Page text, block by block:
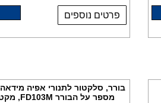
פרטים נוספים
מספר על הבורר FD103M, מקט 010750